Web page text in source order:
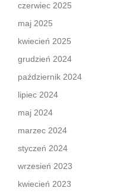
czerwiec 2025
maj 2025
kwiecień 2025
grudzień 2024
październik 2024
lipiec 2024
maj 2024
marzec 2024
styczeń 2024
wrzesień 2023
kwiecień 2023